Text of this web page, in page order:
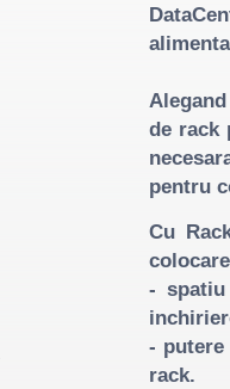
de rack
pentru
Cu
-
- putere
rack.